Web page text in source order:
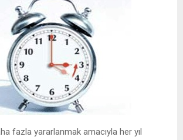
fazla yararlanmak amacıyla her yıl